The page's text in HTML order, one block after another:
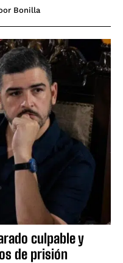
Bonilla
culpable y
de prisión